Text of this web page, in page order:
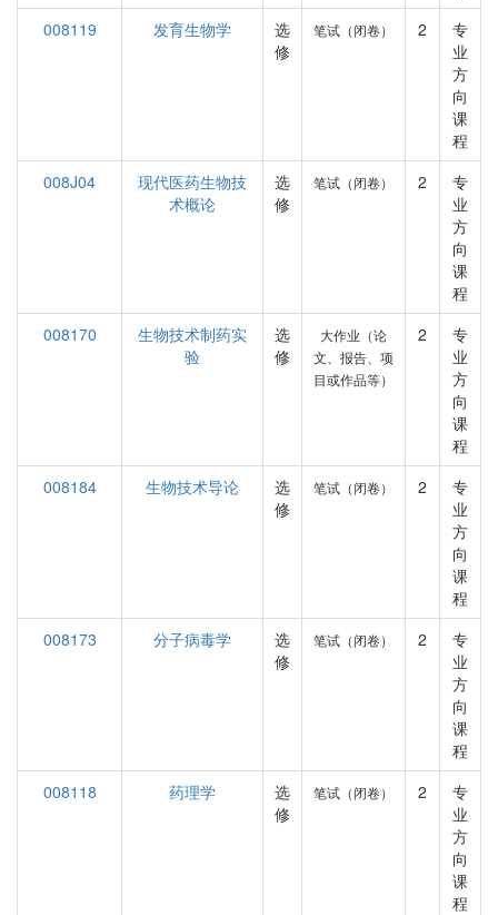
008119
发育生物学
选
修
笔试（闭卷） 2
专
业
方
向
课
程
008J04
现代医药生物技
术概论
选
修
笔试（闭卷） 2
专
业
方
向
课
程
008170
生物技术制药实
验
选
修
大作业（论
文、报告、项
目或作品等）
2
专
业
方
向
课
程
008184
生物技术导论
选
修
笔试（闭卷） 2
专
业
方
向
课
程
008173
分子病毒学
选
修
笔试（闭卷） 2
专
业
方
向
课
程
008118
药理学
选
修
笔试（闭卷） 2
专
业
方
向
课
程